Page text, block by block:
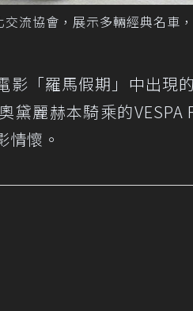
流協會，展示多輛經典名車
影「羅馬假期」中出現
黛麗赫本騎乘的VESPA
情懷。